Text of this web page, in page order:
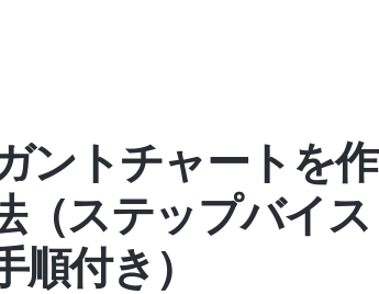
ントチャートを作
（ステップバイス
付き）